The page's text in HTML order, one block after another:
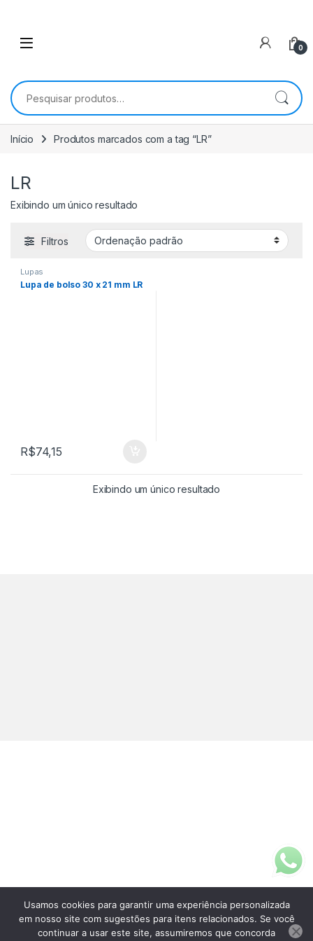
0
Pesquisar por:
Início Produtos marcados com a tag “LR”
LR
Exibindo um único resultado
Filtros
Lupas
Lupa de bolso 30 x 21 mm LR
R$74,15
Exibindo um único resultado
Fale Conosco
(11)3313-5200
Usamos cookies para garantir uma experiência personalizada
em nosso site com sugestões para itens relacionados. Se você
continuar a usar este site, assumiremos que concorda